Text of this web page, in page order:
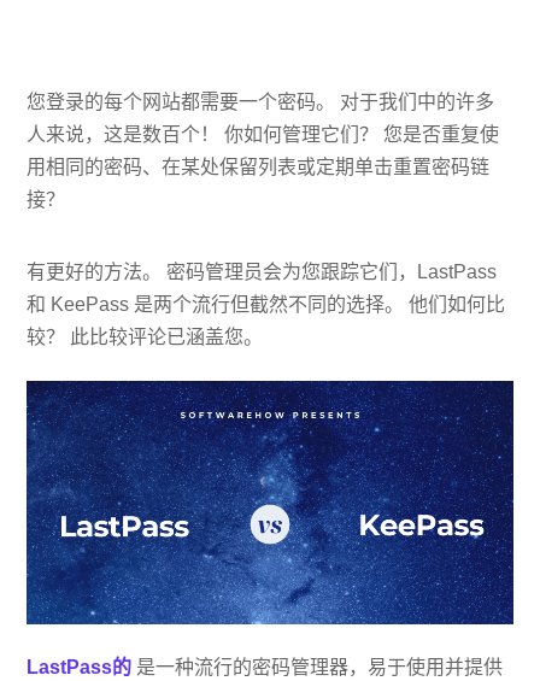
您登录的每个网站都需要一个密码。 对于我们中的许多
人来说，这是数百个！ 你如何管理它们？ 您是否重复使
用相同的密码、在某处保留列表或定期单击重置密码链
接？
有更好的方法。 密码管理员会为您跟踪它们，LastPass
和 KeePass 是两个流行但截然不同的选择。 他们如何比
较？ 此比较评论已涵盖您。
LastPass的 是一种流行的密码管理器，易于使用并提供